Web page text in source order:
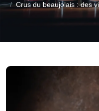
Crus du beaujolais : des